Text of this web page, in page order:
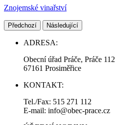
Znojemské vinařství
Předchozí Následující
ADRESA:
Obecní úřad Práče, Práče 112
67161 Prosiměřice
KONTAKT:
Tel./Fax: 515 271 112
E-mail: info@obec-prace.cz